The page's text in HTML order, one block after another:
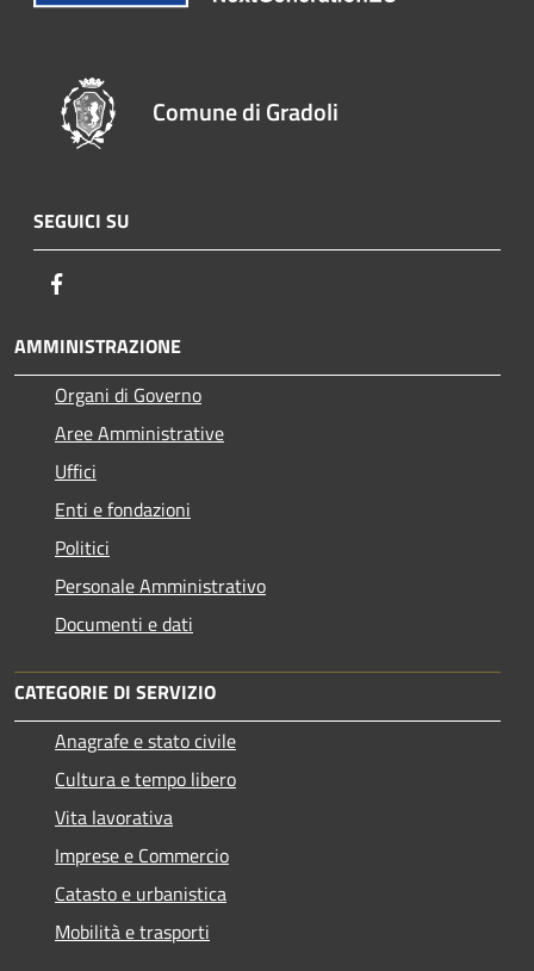
Comune di Gradoli
SEGUICI SU
AMMINISTRAZIONE
Organi di Governo
Aree Amministrative
Uffici
Enti e fondazioni
Politici
Personale Amministrativo
Documenti e dati
CATEGORIE DI SERVIZIO
Anagrafe e stato civile
Cultura e tempo libero
Vita lavorativa
Imprese e Commercio
Catasto e urbanistica
Mobilità e trasporti